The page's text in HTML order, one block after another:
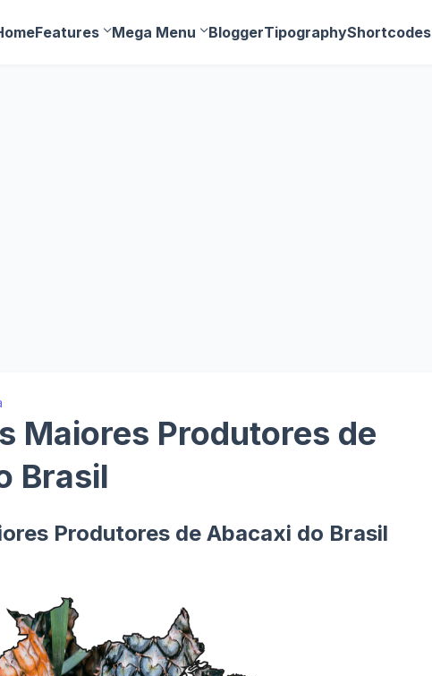
Features Mega Menu BloggerTipographyShortcodes
Maiores Produtores de
Brasil
Produtores de Abacaxi do Brasil